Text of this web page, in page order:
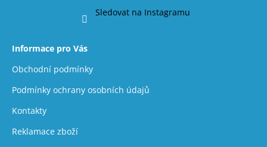
Sledovat na Instagramu
Informace pro Vás
Obchodní podmínky
Podmínky ochrany osobních údajů
Kontakty
Reklamace zboží